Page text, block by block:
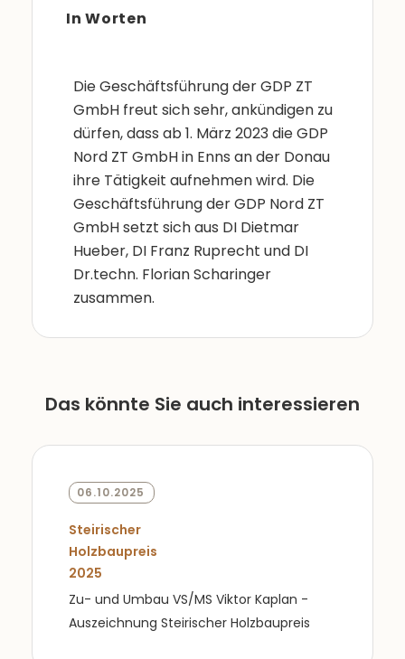
In Worten
Die Geschäftsführung der GDP ZT
GmbH freut sich sehr, ankündigen zu
dürfen, dass ab 1. März 2023 die GDP
Nord ZT GmbH in Enns an der Donau
ihre Tätigkeit aufnehmen wird. Die
Geschäftsführung der GDP Nord ZT
GmbH setzt sich aus DI Dietmar
Hueber, DI Franz Ruprecht und DI
Dr.techn. Florian Scharinger
zusammen.
Das könnte Sie auch interessieren
06.10.2025
Steirischer
Holzbaupreis
2025
Zu- und Umbau VS/MS Viktor Kaplan -
Auszeichnung Steirischer Holzbaupreis